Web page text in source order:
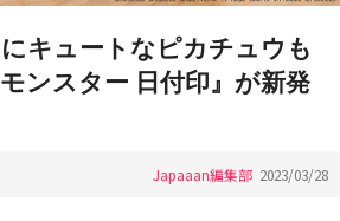
キュートなピカチュウも
ンスター 日付印』が新発
Japaaan編集部 2023/03/28